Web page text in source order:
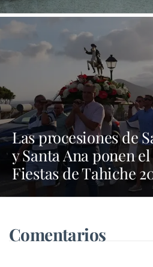
Las procesiones de
y Santa Ana ponen
Fiestas de Tahiche
Comentarios